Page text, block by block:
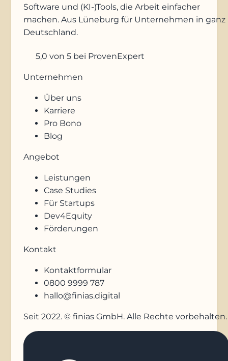
Software und (KI-)Tools, die Arbeit einfacher
machen. Aus Lüneburg für Unternehmen in ganz
Deutschland.
5,0 von 5 bei ProvenExpert
Unternehmen
Über uns
Karriere
Pro Bono
Blog
Angebot
Leistungen
Case Studies
Für Startups
Dev4Equity
Förderungen
Kontakt
Kontaktformular
0800 9999 787
hallo@finias.digital
Seit 2022. © finias GmbH. Alle Rechte vorbehalten.